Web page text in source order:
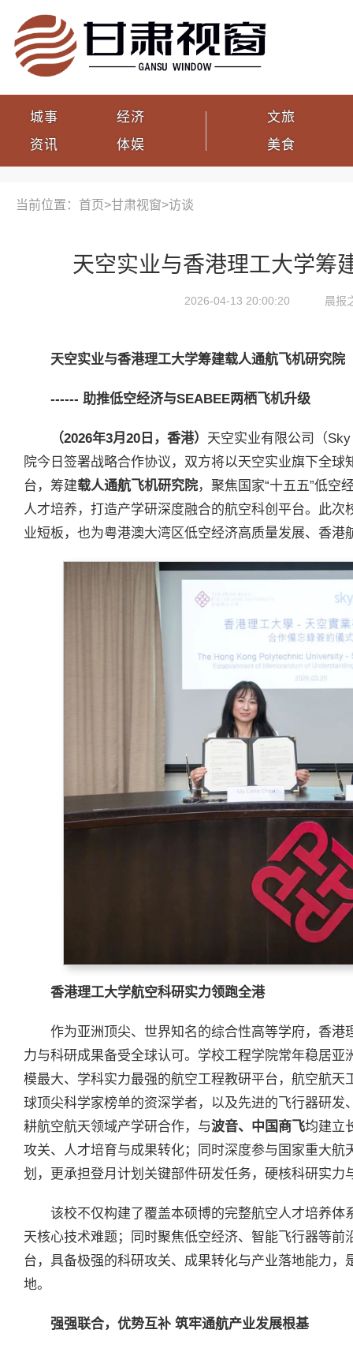
城事
资讯
经济
体娱
文旅
美食
当前位置：首页>甘肃视窗>访谈
天空实业与香港理工大学筹
2026-04-13 20:00:20 晨报
天空实业与香港理工大学筹建载人通航飞机研究院
------ 助推低空经济与SEABEE两栖飞机升级
（2026年3月 20 日，香港） 天空实业有限公司（
院今日签署战略合作协议，双方将以天空实业旗下全球
台，筹建载人通航飞机研究院，聚焦国家“十五五”低空
人才培养，打造产学研深度融合的航空科创平台。此
业短板，也为粤港澳大湾区低空经济高质量发展、香港
香港理工大学航空科研实力领跑全港
作为亚洲顶尖、世界知名的综合性高等学府，香
力与科研成果备受全球认可。学校工程学院常年稳居亚
模最大、学科实力最强的航空工程教研平台，航空航
球顶尖科学家榜单的资深学者，以及先进的飞行器研
耕航空航天领域产学研合作，与波音、中国商飞均建立
攻关、人才培育与成果转化；同时深度参与国家重大
划，更承担登月计划关键部件研发任务，硬核科研实力
该校不仅构建了覆盖本硕博的完整航空人才培养
天核心技术难题；同时聚焦低空经济、智能飞行器等
台，具备极强的科研攻关、成果转化与产业落地能力
地。
强强联合，优势互补 筑牢通航产业发展根基